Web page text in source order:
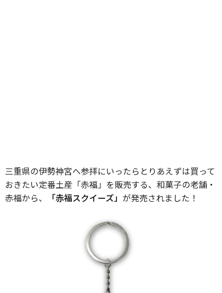
三重県の伊勢神宮へ参拝にいったらとりあえずは買って
おきたい定番土産「赤福」を販売する、和菓子の老舗・
赤福から、
「赤福スクイーズ」 が発売されました！